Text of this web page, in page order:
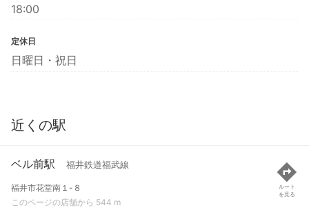
18:00
定休日
日曜日・祝日
近くの駅
ベル前駅 福井鉄道福武線
福井市花堂南１-８
このページの店舗から 544 m
ルート
を見る